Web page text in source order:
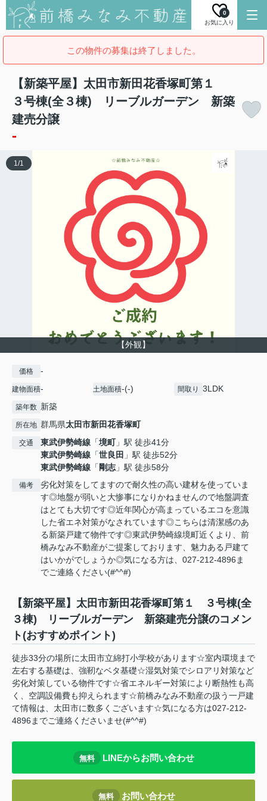
お気に入り
0
この物件の募集は終了しました。
【新築平屋】太田市新田花香塚町第１
３号棟(全３棟) リーブルガーデン 新築
建売分譲
-
【外観】
1/1
価格 -
建物面積- 土地面積-(-) 間取り 3LDK
築年数 新築
所在地 群馬県太田市新田花香塚町
交通 東武伊勢崎線 「境町」駅 徒歩41分
東武伊勢崎線 「世良田 」駅 徒歩52分
東武伊勢崎線 「 剛志」駅 徒歩58分
備考
劣化対策をしてますので耐久性の高い建材を使っていま
す◎地盤が弱いと大惨事になりかねませんので地盤調査
はとても大切です◎近年関心が高まっているエコを意識
した省エネ対策がなされています◎こちらは清潔感のあ
る新築戸建て物件です◎東武伊勢崎線境町近くより、前
橋みなみ不動産がご提案しております、魅力ある戸建て
はいかがでしょうか◎気になる方は、027-212-4896ま
でご連絡ください(#^^#)
【新築平屋】太田市新田花香塚町第１ ３号棟(全
３棟) リーブルガーデン 新築建売分譲のコメン
ト(おすすめポイント)
徒歩33分の場所に太田市立綿打小学校があります☆室内環境まで
左右する基礎は、強靭なベタ基礎☆湿気対策でシロアリ対策など
劣化対策している物件です☆省エネルギー対策により断熱性も高
く、空調設備費も抑えられます☆前橋みなみ不動産の扱う一戸建
て情報は、太田市に数多くございます☆気になる方は027-212-
4896までご連絡くださいませ(#^^#)
無料 LINEからお問い合わせ
無料 お問い合わせ